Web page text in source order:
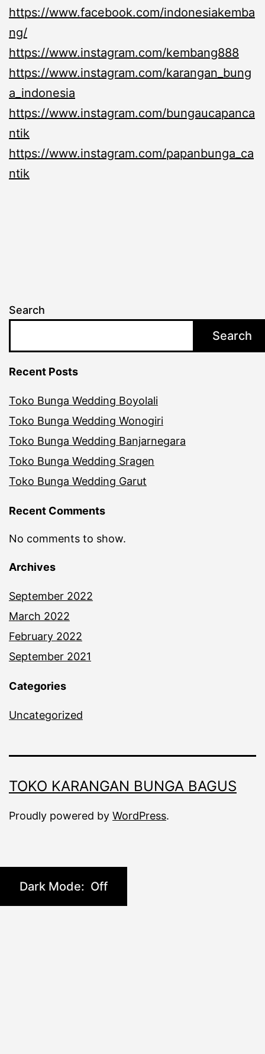
https://www.facebook.com/indonesiakemba
ng/
https://www.instagram.com/kembang888
https://www.instagram.com/karangan_bung
a_indonesia
https://www.instagram.com/bungaucapanca
ntik
https://www.instagram.com/papanbunga_ca
ntik
Search
Search
Recent Posts
Toko Bunga Wedding Boyolali
Toko Bunga Wedding Wonogiri
Toko Bunga Wedding Banjarnegara
Toko Bunga Wedding Sragen
Toko Bunga Wedding Garut
Recent Comments
No comments to show.
Archives
September 2022
March 2022
February 2022
September 2021
Categories
Uncategorized
TOKO KARANGAN BUNGA BAGUS
Proudly powered by WordPress.
Dark Mode: